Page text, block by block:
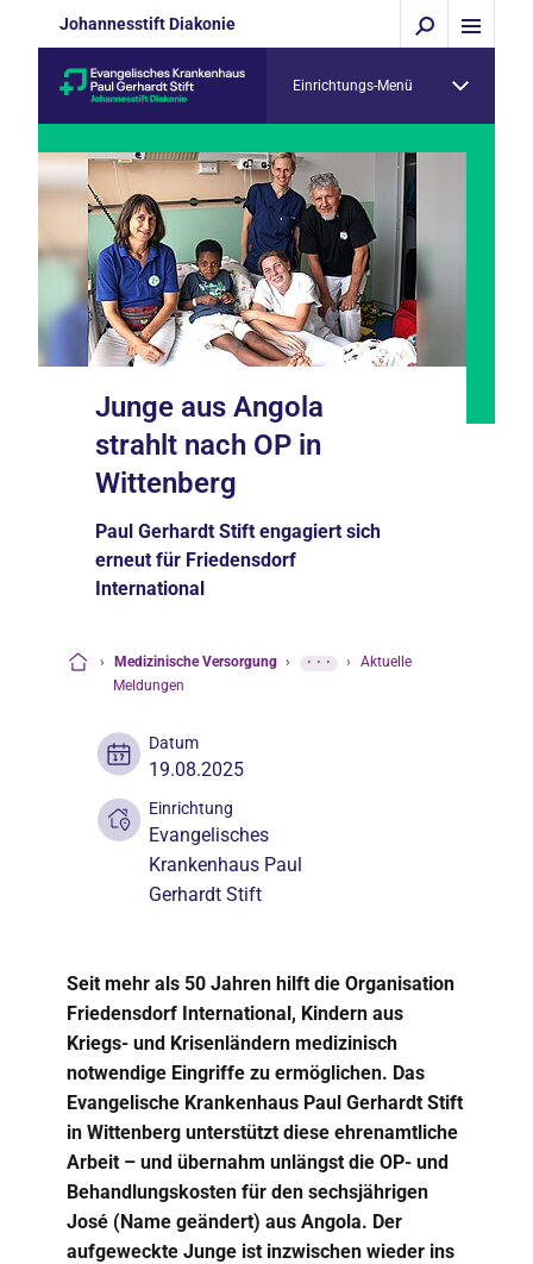
Johannesstift Diakonie
Einrichtungs-Menü
Junge aus Angola
strahlt nach OP in
Wittenberg
Paul Gerhardt Stift engagiert sich
erneut für Friedensdorf
International
› Medizinische Versorgung › ··· ›
Aktuelle
Meldungen
Datum
19.08.2025
Einrichtung
Evangelisches
Krankenhaus Paul
Gerhardt Stift
Seit mehr als 50 Jahren hilft die Organisation
Friedensdorf International, Kindern aus
Kriegs- und Krisenländern medizinisch
notwendige Eingriffe zu ermöglichen. Das
Evangelische Krankenhaus Paul Gerhardt Stift
in Wittenberg unterstützt diese ehrenamtliche
Arbeit – und übernahm unlängst die OP- und
Behandlungskosten für den sechsjährigen
José (Name geändert) aus Angola. Der
aufgeweckte Junge ist inzwischen wieder ins